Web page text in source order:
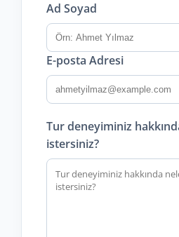
Ad Soyad
E-posta Adresi
Tur deneyiminiz
istersiniz?